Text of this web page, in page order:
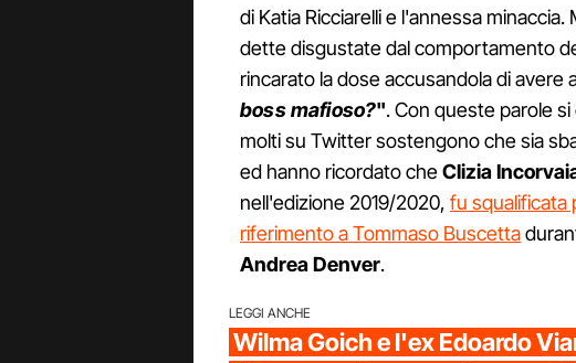
di Katia Ricciarelli e l'annessa
dette disgustate dal comportamento
rincarato la dose accusandola di avere
boss mafioso?". Con queste parole
molti su Twitter sostengono che sia
ed hanno ricordato cheClizia
nell'edizione 2019/2020, fu squalificata
riferimento a Tommaso Buscetta
Andrea Denver.
LEGGI ANCHE
Wilma Goich e l'ex Edoardo